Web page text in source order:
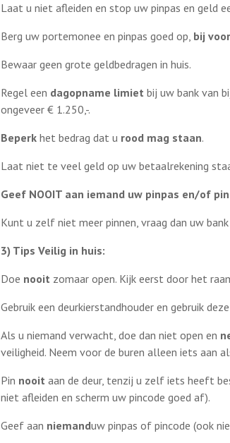
Laat u niet afleiden en stop uw pinpas en geld
Berg uw portemonee en pinpas goed op, bij
Bewaar geen grote geldbedragen in huis.
Regel een dagopname limiet bij uw bank van
ongeveer € 1.250,-.
Beperk het bedrag dat u rood mag staan.
Laat niet te veel geld op uw betaalrekening
Geef NOOIT aan iemand uw pinpas en/of
Kunt u zelf niet meer pinnen, vraag dan uw
3) Tips Veilig in huis:
Doe nooit zomaar open. Kijk eerst door het
Gebruik een deurkierstandhouder en gebruik
Als u niemand verwacht, doe dan niet open en
veiligheid. Neem voor de buren alleen iets aan
Pin nooit aan de deur, tenzij u zelf iets heeft
niet afleiden en scherm uw pincode goed af).
Geef aan niemanduw pinpas of pincode (ook